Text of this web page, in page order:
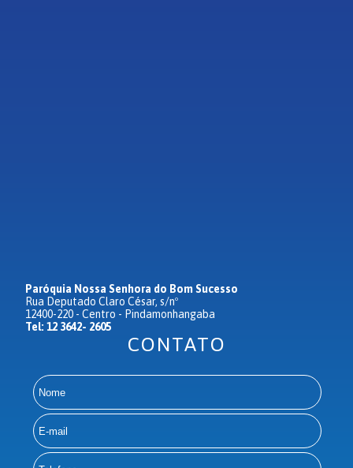
Paróquia Nossa Senhora do Bom Sucesso
Rua Deputado Claro César, s/nº
12400-220 - Centro - Pindamonhangaba
Tel: 12 3642- 2605
CONTATO